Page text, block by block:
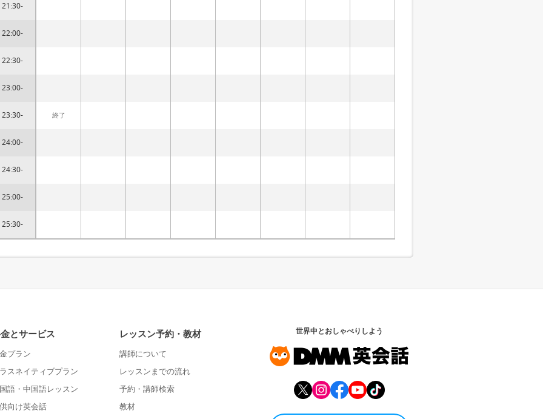
21:30-
22:00-
22:30-
23:00-
23:30-
24:00-
24:30-
25:00-
25:30-
終了
とサービス
プラン
スネイティブプラン
語・中国語レッスン
向け英会話
レッスン予約・教材
講師について
レッスンまでの流れ
予約・講師検索
教材
世界中とおしゃべりしよう